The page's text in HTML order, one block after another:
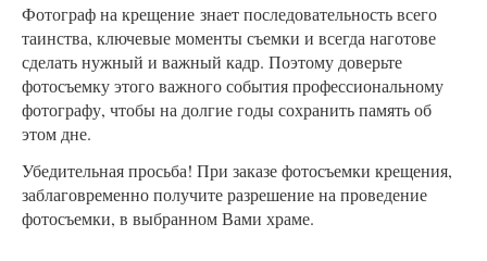
Фотограф на крещение знает последовательность всего
таинства, ключевые моменты съемки и всегда наготове
сделать нужный и важный кадр. Поэтому доверьте
фотосъемку этого важного события профессиональному
фотографу, чтобы на долгие годы сохранить память об
этом дне.
Убедительная просьба! При заказе фотосъемки крещения,
заблаговременно получите разрешение на проведение
фотосъемки, в выбранном Вами храме.